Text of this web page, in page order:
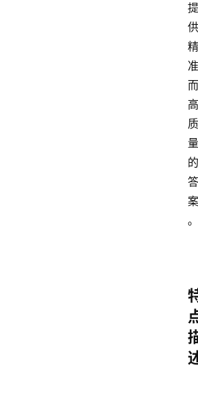
提
供
精
准
而
高
质
量
的
答
案
。